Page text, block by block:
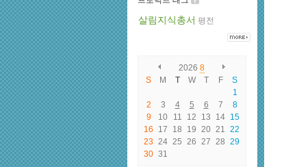
살림지식총서 평전
2026 8
S
M T W T F
S
1
2
3 4 5 6 7
8
9
10 11 12 13 14 15
16
17 18 19 20 21
22
23 24 25 26 27 28 29
30 31